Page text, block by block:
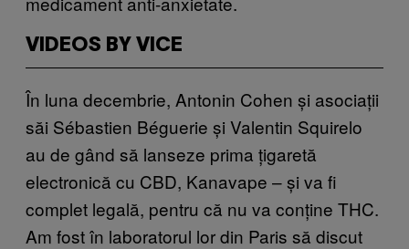
VIDEOS BY VICE
În luna decembrie, Antonin Cohen și asociații
săi Sébastien Béguerie și Valentin Squirelo
au de gând să lanseze prima țigaretă
electronică cu CBD, Kanavape – și va fi
complet legală, pentru că nu va conține THC.
Am fost în laboratorul lor din Paris să discut